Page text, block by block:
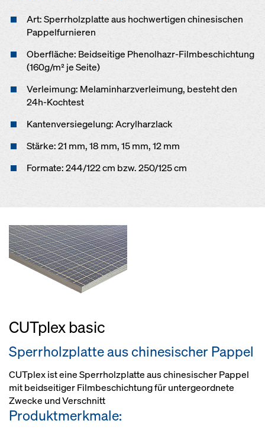
Art: Sperrholzplatte aus hochwertigen chinesischen
Pappelfurnieren
Oberfläche: Beidseitige Phenolhazr-Filmbeschichtung
(160g/m² je Seite)
Verleimung: Melaminharzverleimung, besteht den
24h-Kochtest
Kantenversiegelung: Acrylharzlack
Stärke: 21 mm, 18 mm, 15 mm, 12 mm
Formate: 244/122 cm bzw. 250/125 cm
CUTplex basic
Sperrholzplatte aus chinesischer Pappel
CUTplex ist eine Sperrholzplatte aus chinesischer Pappel
mit beidseitiger Filmbeschichtung für untergeordnete
Zwecke und Verschnitt
Produktmerkmale: